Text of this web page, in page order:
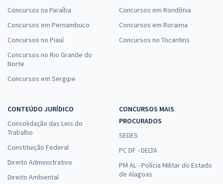
Concursos na Paraíba
Concursos em Pernambuco
Concursos no Piauí
Concursos no Rio Grande do
Norte
Concursos em Sergipe
Concursos em Rondônia
Concursos em Roraima
Concursos no Tocantins
CONTEÚDO JURÍDICO
Consolidação das Leis do
Trabalho
Constituição Federal
Direito Administrativo
Direito Ambiental
CONCURSOS MAIS
PROCURADOS
SEDES
PC DF - DELTA
PM AL - Polícia Militar do Estado
de Alagoas